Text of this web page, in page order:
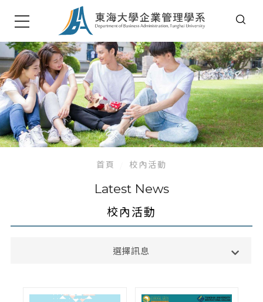
首頁 校內活動
Latest News
校內活動
選擇訊息
演講與學術活動